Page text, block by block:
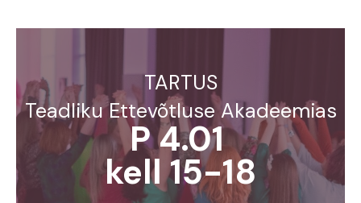
TARTUS
Teadliku Ettevõtluse Akadeemias
P 4.01
kell 15-18